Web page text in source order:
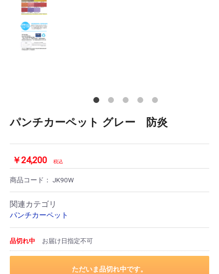
パンチカーペット グレー 防炎
￥24,200 税込
商品コード： JK90W
関連カテゴリ
パンチカーペット
品切れ中 お届け日指定不可
ただいま品切れ中です。